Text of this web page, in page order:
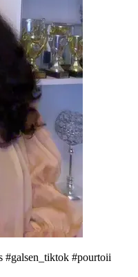
#pourtoii